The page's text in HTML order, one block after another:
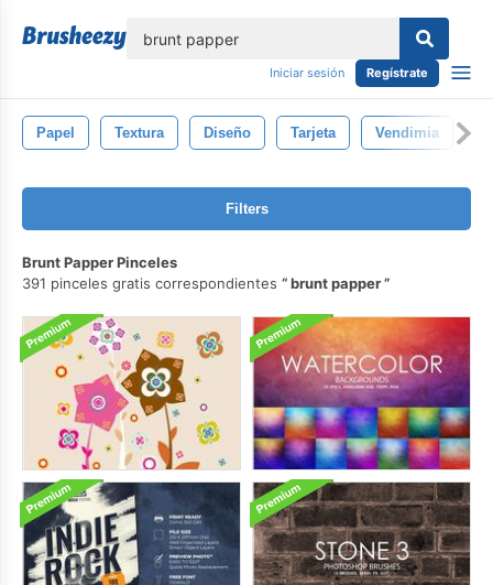
Iniciar sesión Regístrate
Papel Textura Diseño Tarjeta Vendimia
Filters
Brunt Papper Pinceles
391 pinceles gratis correspondientes
brunt papper